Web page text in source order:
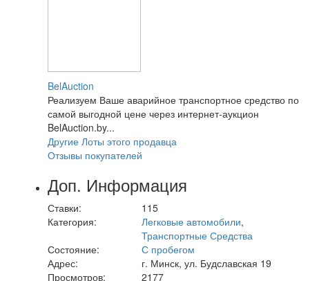
BelAuction
Реализуем Ваше аварийное транспортное средство по
самой выгодной цене через интернет-аукцион
BelAuction.by...
Другие Лоты этого продавца
Отзывы покупателей
Доп. Информация
Ставки:
115
Категория:
Легковые автомобили,
Транспортные Средства
Состояние:
С пробегом
Адрес:
г. Минск, ул. Будславская 19
Просмотров:
2177